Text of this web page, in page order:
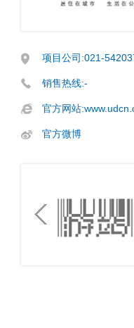
项目公司:021-
销售热线:-
官方网站
官方微博